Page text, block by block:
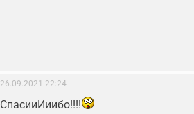
26.09.2021 22:24
СпасииИиибо!!!!